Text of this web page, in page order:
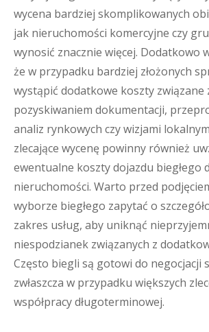
wycena bardziej skomplikowanych
jak nieruchomości komercyjne czy
wynosić znacznie więcej. Dodatkowo
że w przypadku bardziej złożonych
wystąpić dodatkowe koszty związane
pozyskiwaniem dokumentacji,
analiz rynkowych czy wizjami
zlecające wycenę powinny również
ewentualne koszty dojazdu biegłego
nieruchomości. Warto przed
wyborze biegłego zapytać o
zakres usług, aby uniknąć
niespodzianek związanych z
Często biegli są gotowi do negocjacji
zwłaszcza w przypadku większych
współpracy długoterminowej.